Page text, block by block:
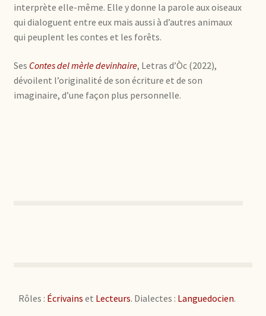
interprète elle-même. Elle y donne la parole aux oiseaux
qui dialoguent entre eux mais aussi à d’autres animaux
qui peuplent les contes et les forêts.
Ses Contes del mèrle devinhaire, Letras d’Òc (2022),
dévoilent l’originalité de son écriture et de son
imaginaire, d’une façon plus personnelle.
Rôles : Écrivains et Lecteurs. Dialectes : Languedocien.